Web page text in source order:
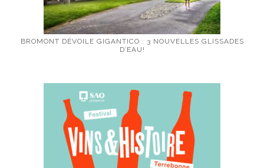
BROMONT DÉVOILE GIGANTICO : 3 NOUVELLES GLISSADES
D’EAU!